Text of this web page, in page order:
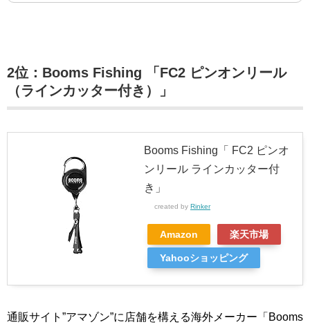
2位：Booms Fishing 「FC2 ピンオンリール
（ラインカッター付き）」
Booms Fishing「 FC2 ピンオ
ンリール ラインカッター付
き」
created by Rinker
Amazon 楽天市場
Yahooショッピング
通販サイト”アマゾン”に店舗を構える海外メーカー「Booms